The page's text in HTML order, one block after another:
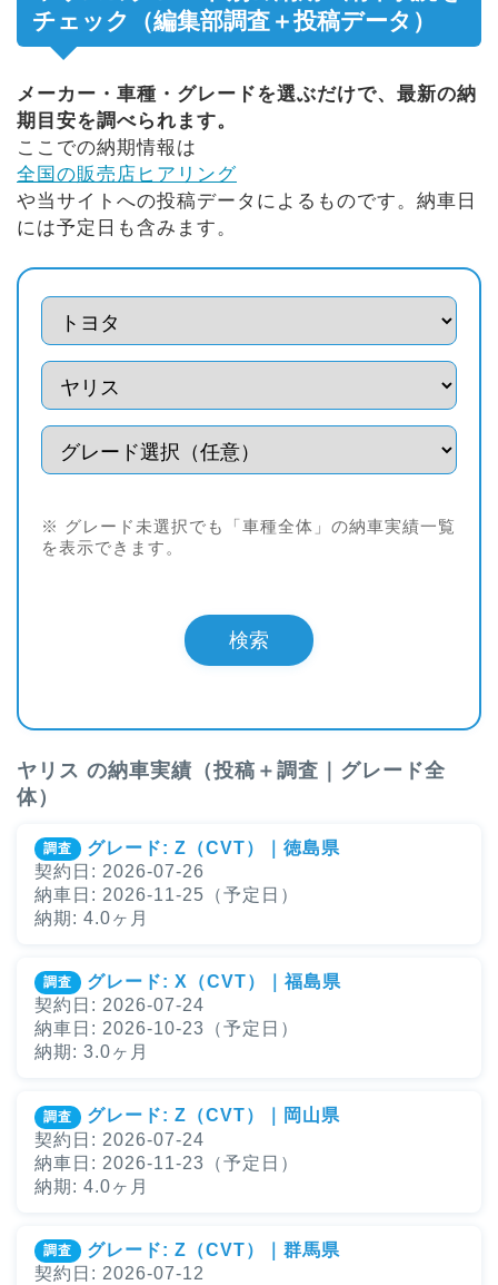
チェック（編集部調査＋投稿データ）
メーカー・車種・グレードを選ぶだけで、最新の納
期目安を調べられます。
ここでの納期情報は
全国の販売店ヒアリング
や当サイトへの投稿データによるものです。納車日
には予定日も含みます。
※ グレード未選択でも「車種全体」の納車実績一覧
を表示できます。
検索
ヤリス の納車実績（投稿＋調査｜グレード全
体）
調査
グレード: Z（CVT）｜徳島県
契約日: 2026-07-26
納車日: 2026-11-25（予定日）
納期: 4.0ヶ月
調査
グレード: X（CVT）｜福島県
契約日: 2026-07-24
納車日: 2026-10-23（予定日）
納期: 3.0ヶ月
調査
グレード: Z（CVT）｜岡山県
契約日: 2026-07-24
納車日: 2026-11-23（予定日）
納期: 4.0ヶ月
調査
グレード: Z（CVT）｜群馬県
契約日: 2026-07-12